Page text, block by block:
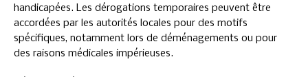
handicapées. Les dérogations temporaires peuvent être
accordées par les autorités locales pour des motifs
spécifiques, notamment lors de déménagements ou pour
des raisons médicales impérieuses.